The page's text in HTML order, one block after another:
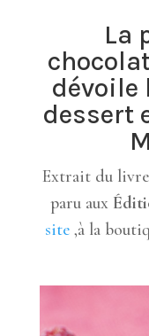
La
dévoile
dessert
Extrait du livre
paru aux
site ,à la